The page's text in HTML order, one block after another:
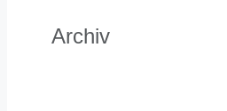
Archiv